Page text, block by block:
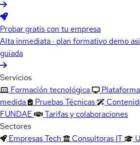
Probar gratis con tu empresa
Alta inmediata · plan formativo demo
guiada
Servicios
Formación tecnológica
medida
Pruebas Técnicas
FUNDAE
Tarifas y colaboraciones
Sectores
Empresas Tech
Consultoras IT